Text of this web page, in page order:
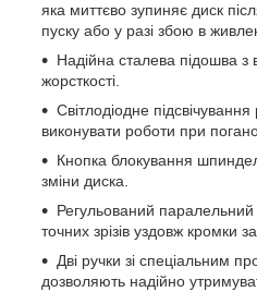
яка миттєво зупиняє диск
пуску або у разі збою в
Надійна сталева підошва з
жорсткості.
Світлодіодне
виконувати роботи при
Кнопка блокування
зміни диска.
Регульований
точних зрізів уздовж кромки
Дві ручки зі спеціальним
дозволяють надійно